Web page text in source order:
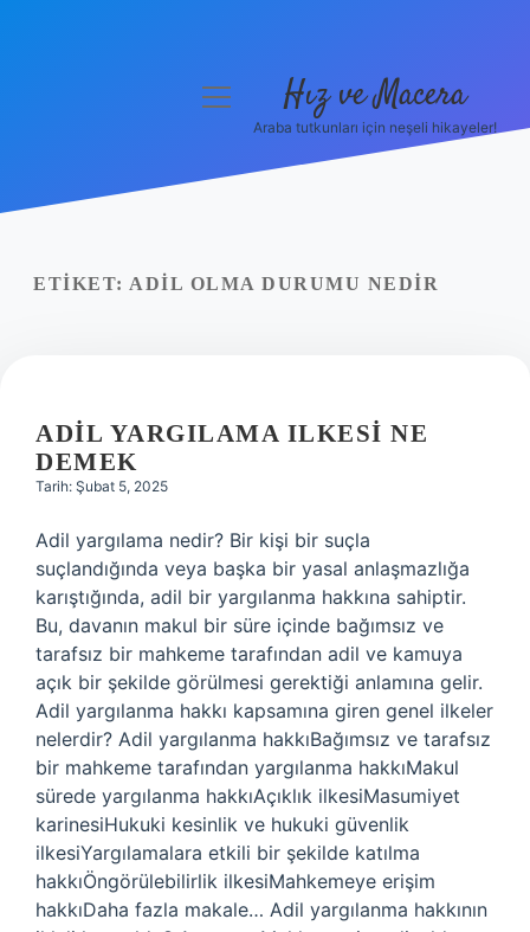
Yasal Uyarı
menüyü
Hız ve Macera
Araba tutkunları için neşeli hikayeler!
ETIKET: ADIL OLMA DURUMU NEDIR
ADIL YARGILAMA ILKESI NE
DEMEK
Tarih: Şubat 5, 2025
Adil yargılama nedir? Bir kişi bir suçla
suçlandığında veya başka bir yasal anlaşmazlığa
karıştığında, adil bir yargılanma hakkına sahiptir.
Bu, davanın makul bir süre içinde bağımsız ve
tarafsız bir mahkeme tarafından adil ve kamuya
açık bir şekilde görülmesi gerektiği anlamına gelir.
Adil yargılanma hakkı kapsamına giren genel ilkeler
nelerdir? Adil yargılanma hakkıBağımsız ve tarafsız
bir mahkeme tarafından yargılanma hakkıMakul
sürede yargılanma hakkıAçıklık ilkesiMasumiyet
karinesiHukuki kesinlik ve hukuki güvenlik
ilkesiYargılamalara etkili bir şekilde katılma
hakkıÖngörülebilirlik ilkesiMahkemeye erişim
hakkıDaha fazla makale… Adil yargılanma hakkının